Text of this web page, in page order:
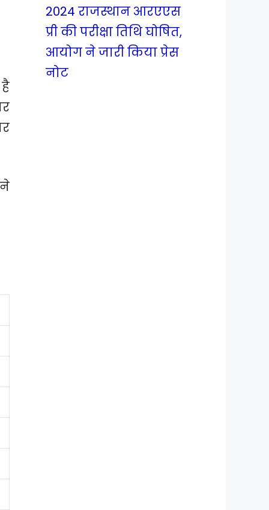
2024 राजस्थान आरएएस
प्री की परीक्षा तिथि घोषित,
आयोग ने जारी किया प्रेस
नोट